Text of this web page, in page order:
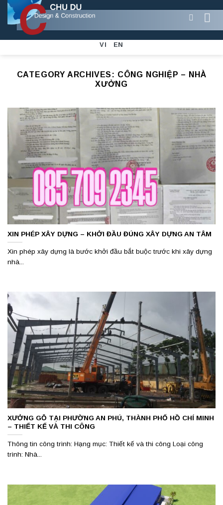
Skip
content
VI EN
CATEGORY ARCHIVES: CÔNG NGHIỆP – NHÀ
XƯỞNG
XIN PHÉP XÂY DỰNG – KHỞI ĐẦU ĐÚNG XÂY DỰNG AN TÂM
Xin phép xây dựng là bước khởi đầu bắt buộc trước khi xây dựng
nhà...
XƯỞNG GỖ TẠI PHƯỜNG AN PHÚ, THÀNH PHỐ HỒ CHÍ MINH
– THIẾT KẾ VÀ THI CÔNG
Thông tin công trình: Hạng mục: Thiết kế và thi công Loại công
trình: Nhà...